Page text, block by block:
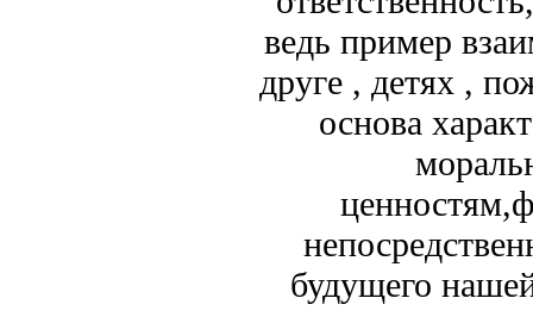
ведь пример
друге , детях ,
основа
будущего